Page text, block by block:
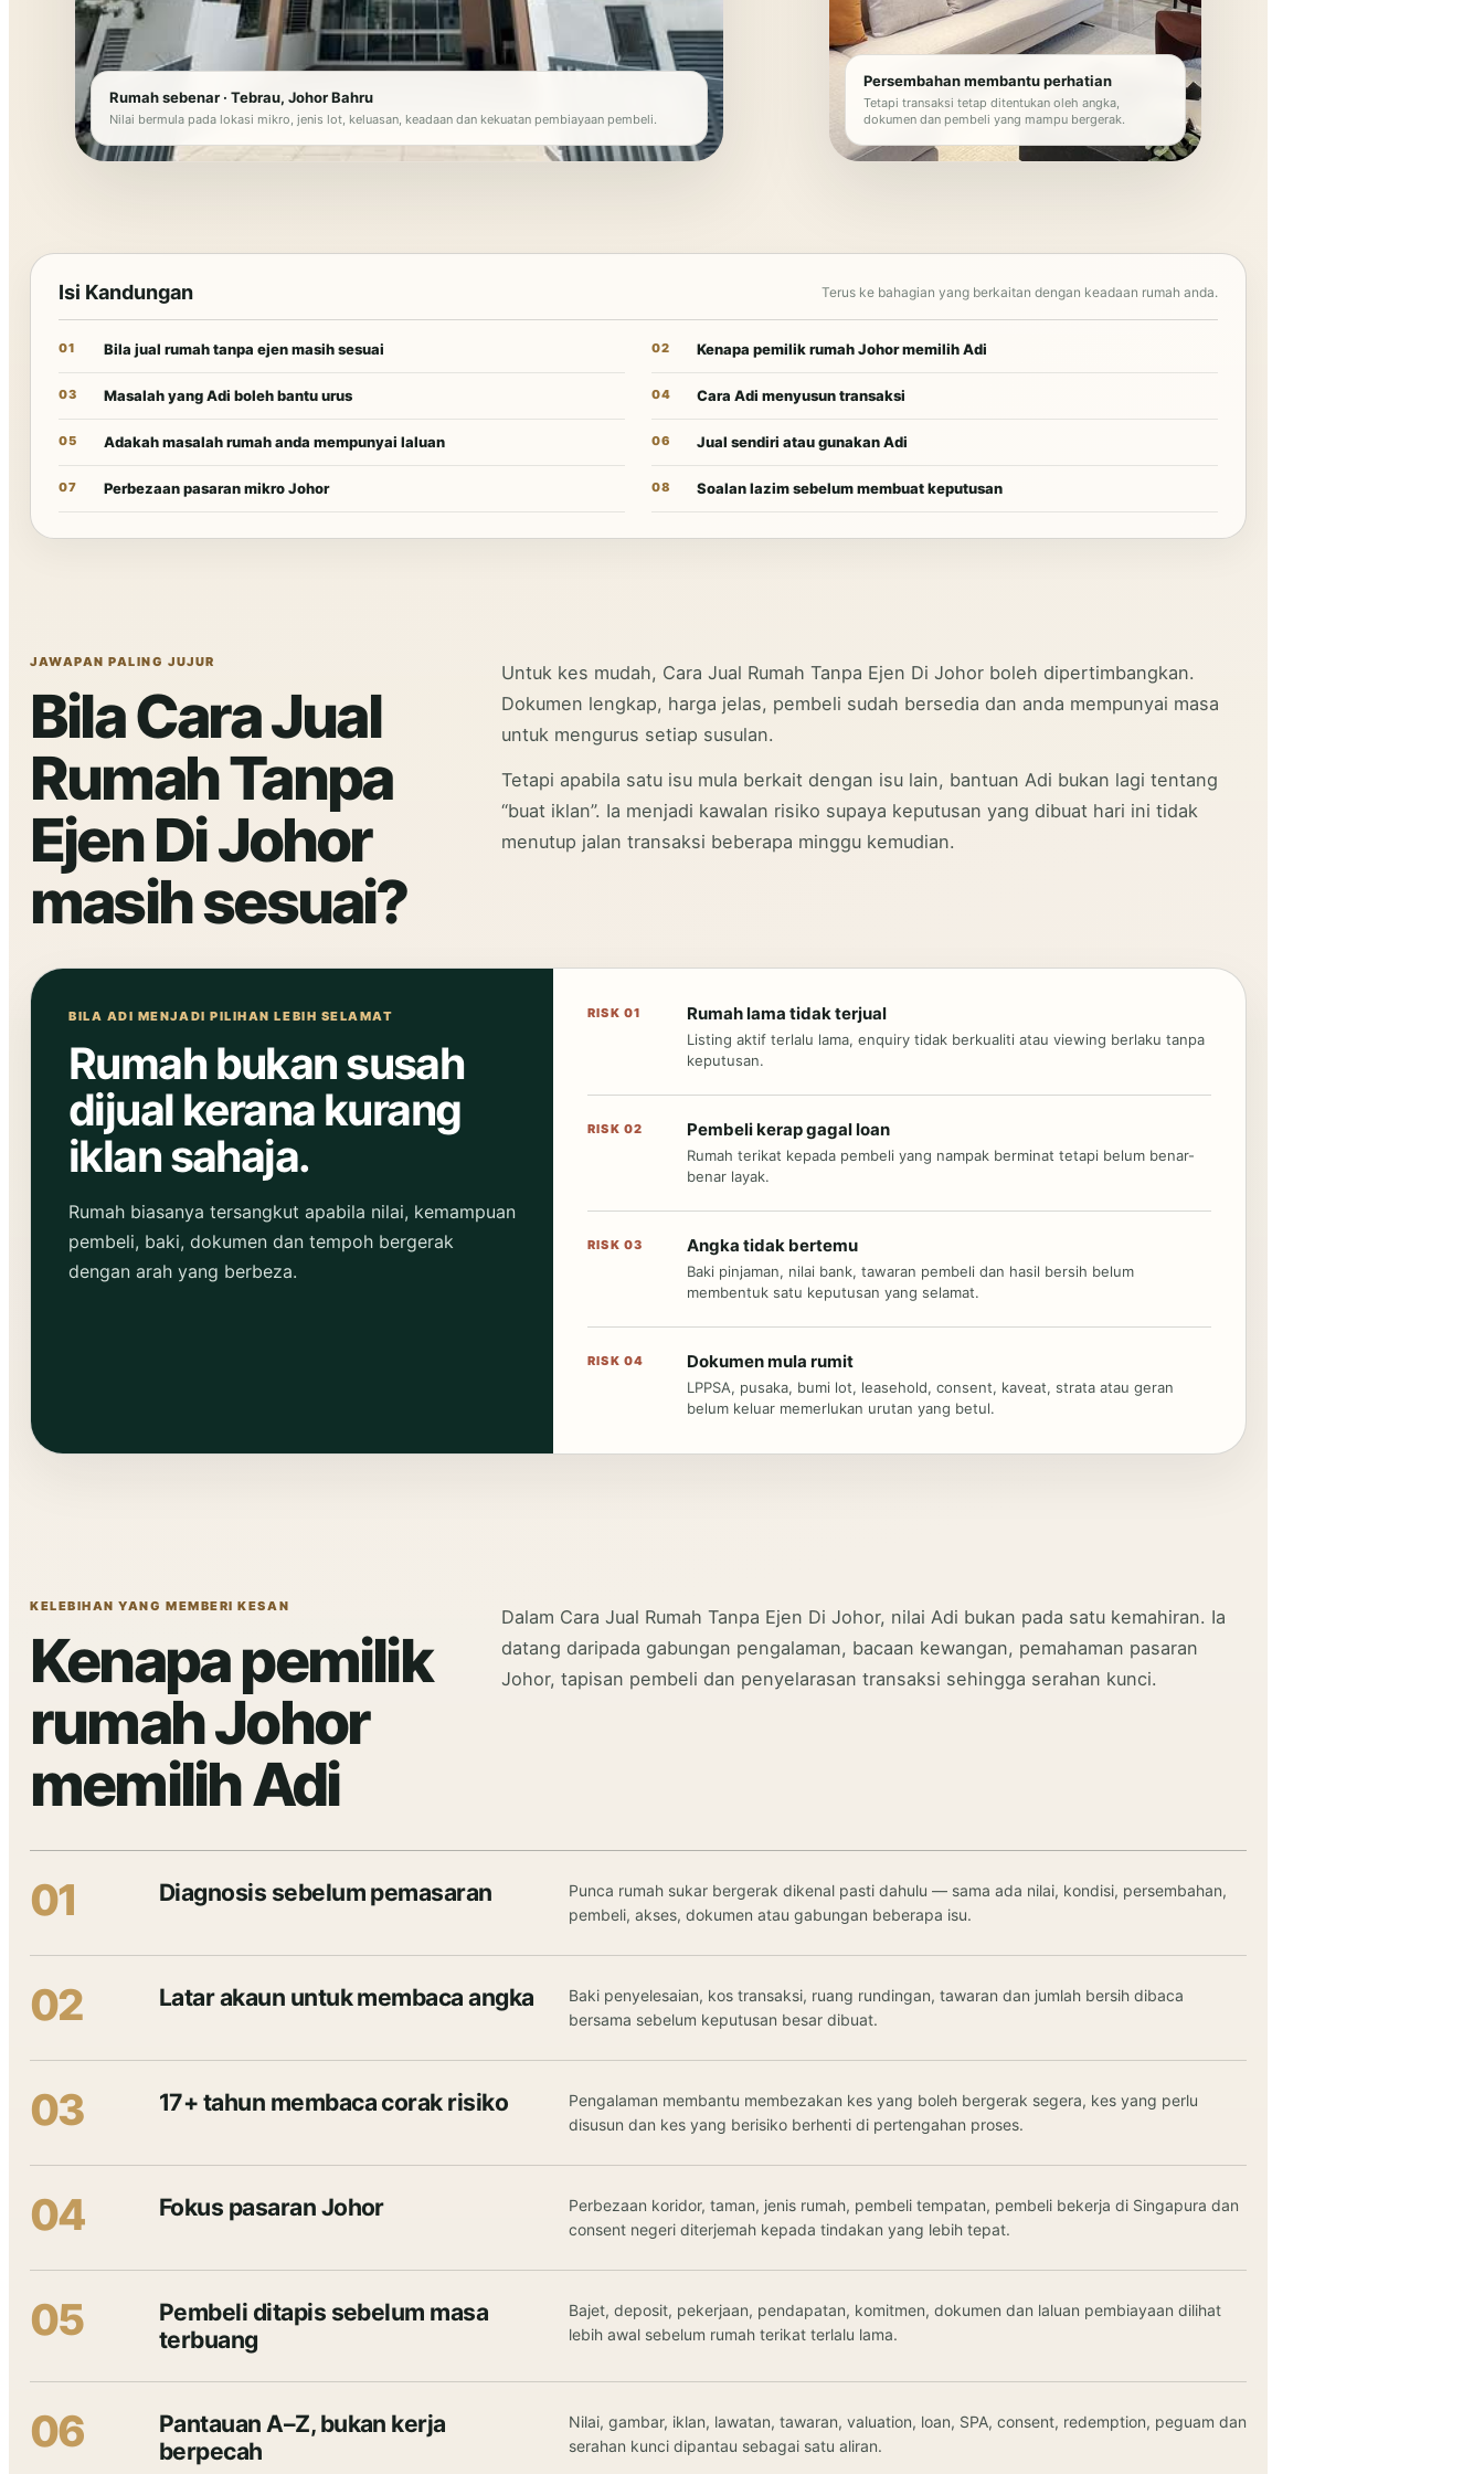
Rumah sebenar · Tebrau, Johor Bahru
Nilai bermula pada lokasi mikro, jenis lot, keluasan, keadaan dan kekuatan pembiayaan pembeli.
Persembahan membantu perhatian
Tetapi transaksi tetap ditentukan oleh angka,
dokumen dan pembeli yang mampu bergerak.
Isi Kandungan Terus ke bahagian yang berkaitan dengan keadaan rumah anda.
01 Bila jual rumah tanpa ejen masih sesuai 02 Kenapa pemilik rumah Johor memilih Adi
03 Masalah yang Adi boleh bantu urus 04 Cara Adi menyusun transaksi
05 Adakah masalah rumah anda mempunyai laluan 06 Jual sendiri atau gunakan Adi
07 Perbezaan pasaran mikro Johor 08 Soalan lazim sebelum membuat keputusan
JAWAPAN PALING JUJUR
Bila Cara Jual
Rumah Tanpa
Ejen Di Johor
masih sesuai?
Untuk kes mudah, Cara Jual Rumah Tanpa Ejen Di Johor boleh dipertimbangkan.
Dokumen lengkap, harga jelas, pembeli sudah bersedia dan anda mempunyai masa
untuk mengurus setiap susulan.
Tetapi apabila satu isu mula berkait dengan isu lain, bantuan Adi bukan lagi tentang
“buat iklan”. Ia menjadi kawalan risiko supaya keputusan yang dibuat hari ini tidak
menutup jalan transaksi beberapa minggu kemudian.
BILA ADI MENJADI PILIHAN LEBIH SELAMAT
Rumah bukan susah
dijual kerana kurang
iklan sahaja.
Rumah biasanya tersangkut apabila nilai, kemampuan
pembeli, baki, dokumen dan tempoh bergerak
dengan arah yang berbeza.
RISK 01 Rumah lama tidak terjual
Listing aktif terlalu lama, enquiry tidak berkualiti atau viewing berlaku tanpa
keputusan.
RISK 02 Pembeli kerap gagal loan
Rumah terikat kepada pembeli yang nampak berminat tetapi belum benar-
benar layak.
RISK 03 Angka tidak bertemu
Baki pinjaman, nilai bank, tawaran pembeli dan hasil bersih belum
membentuk satu keputusan yang selamat.
RISK 04 Dokumen mula rumit
LPPSA, pusaka, bumi lot, leasehold, consent, kaveat, strata atau geran
belum keluar memerlukan urutan yang betul.
KELEBIHAN YANG MEMBERI KESAN
Kenapa pemilik
rumah Johor
memilih Adi
Dalam Cara Jual Rumah Tanpa Ejen Di Johor, nilai Adi bukan pada satu kemahiran. Ia
datang daripada gabungan pengalaman, bacaan kewangan, pemahaman pasaran
Johor, tapisan pembeli dan penyelarasan transaksi sehingga serahan kunci.
01 Diagnosis sebelum pemasaran
Punca rumah sukar bergerak dikenal pasti dahulu — sama ada nilai, kondisi, persembahan,
pembeli, akses, dokumen atau gabungan beberapa isu.
02 Latar akaun untuk membaca angka
Baki penyelesaian, kos transaksi, ruang rundingan, tawaran dan jumlah bersih dibaca
bersama sebelum keputusan besar dibuat.
03 17+ tahun membaca corak risiko
Pengalaman membantu membezakan kes yang boleh bergerak segera, kes yang perlu
disusun dan kes yang berisiko berhenti di pertengahan proses.
04 Fokus pasaran Johor
Perbezaan koridor, taman, jenis rumah, pembeli tempatan, pembeli bekerja di Singapura dan
consent negeri diterjemah kepada tindakan yang lebih tepat.
05
Pembeli ditapis sebelum masa
terbuang
Bajet, deposit, pekerjaan, pendapatan, komitmen, dokumen dan laluan pembiayaan dilihat
lebih awal sebelum rumah terikat terlalu lama.
06
Pantauan A–Z, bukan kerja
berpecah
Nilai, gambar, iklan, lawatan, tawaran, valuation, loan, SPA, consent, redemption, peguam dan
serahan kunci dipantau sebagai satu aliran.